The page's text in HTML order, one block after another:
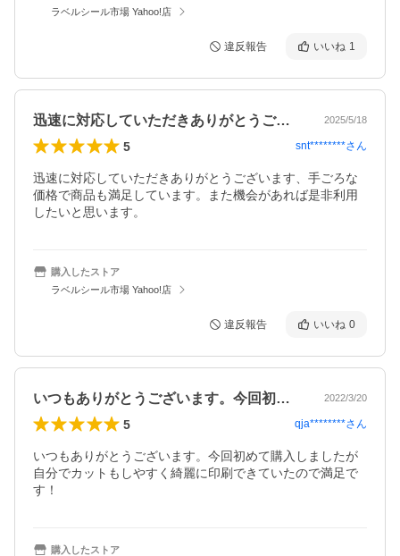
ラベルシール市場 Yahoo!店
違反報告 いいね 1
迅速に対応していただきありがとうござい… 2025/5/18
5 snt********さん
迅速に対応していただきありがとうございます、手ごろな
価格で商品も満足しています。また機会があれば是非利用
したいと思います。
購入したストア
ラベルシール市場 Yahoo!店
違反報告 いいね 0
いつもありがとうございます。今回初めて… 2022/3/20
5 qja********さん
いつもありがとうございます。今回初めて購入しましたが
自分でカットもしやすく綺麗に印刷できていたので満足で
す！
購入したストア